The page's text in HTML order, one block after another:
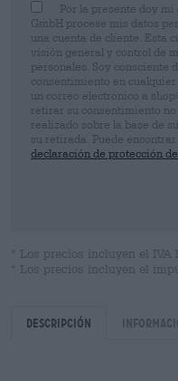
Por la presente doy
GmbH procese mis datos
una cuenta de cliente. Esta
visión general y control de
personales. Soy consciente
consentimiento en
un correo electrónico a
retirar su consentimiento
realizado sobre la base de
su retirada. Puede
declaración de protección
* Los precios incluyen el IVA
* Los precios incluyen el
Descripción